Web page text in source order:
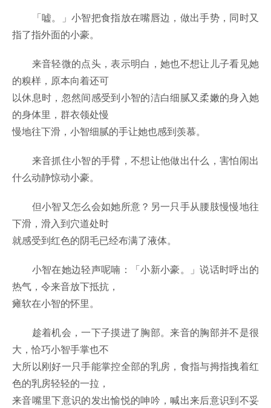
「嘘。」小智把食指放在嘴唇边，做出手势，同时又
指了指外面的小豪。
来音轻微的点头，表示明白，她也不想让儿子看见她
的糗样，原本向着还可
以休息时，忽然间感受到小智的洁白细腻又柔嫩的身入她
的身体里，群衣领处慢
慢地往下滑，小智细腻的手让她也感到羡慕。
来音抓住小智的手臂，不想让他做出什么，害怕闹出
什么动静惊动小豪。
但小智又怎么会如她所意？另一只手从腰肢慢慢地往
下滑，滑入到穴道处时
就感受到红色的阴毛已经布满了液体。
小智在她边轻声呢喃：「小新小豪。」说话时呼出的
热气，令来音放下抵抗，
瘫软在小智的怀里。
趁着机会，一下子摸进了胸部。来音的胸部并不是很
大，恰巧小智手掌也不
大所以刚好一只手能掌控全部的乳房，食指与拇指拽着红
色的乳房轻轻的一拉，
来音嘴里下意识的发出愉悦的呻吟，喊出来后意识到不妥